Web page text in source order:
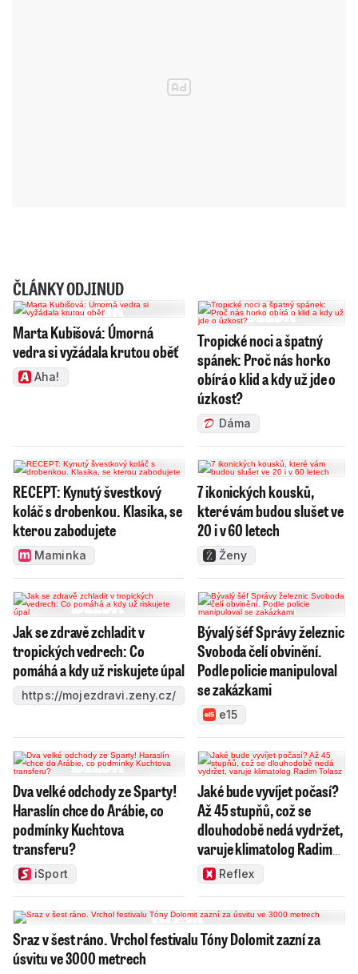
ČLÁNKY ODJINUD
Marta Kubišová: Úmorná
vedra si vyžádala krutou oběť
Aha!
Tropické noci a špatný
spánek: Proč nás horko
obírá o klid a kdy už jde o
úzkost?
Dáma
RECEPT: Kynutý švestkový
koláč s drobenkou. Klasika, se
kterou zabodujete
Maminka
7 ikonických kousků,
které vám budou slušet ve
20 i v 60 letech
Ženy
Jak se zdravě zchladit v
tropických vedrech: Co
pomáhá a kdy už riskujete úpal
https://mojezdravi.zeny.cz/
Bývalý šéf Správy železnic
Svoboda čelí obvinění.
Podle policie manipuloval
se zakázkami
e15
Dva velké odchody ze Sparty!
Haraslín chce do Arábie, co
podmínky Kuchtova
transferu?
iSport
Jaké bude vyvíjet počasí?
Až 45 stupňů, což se
dlouhodobě nedá vydržet,
varuje klimatolog Radim
TolaszReflex
Sraz v šest ráno. Vrchol festivalu Tóny Dolomit zazní za
úsvitu ve 3000 metrech